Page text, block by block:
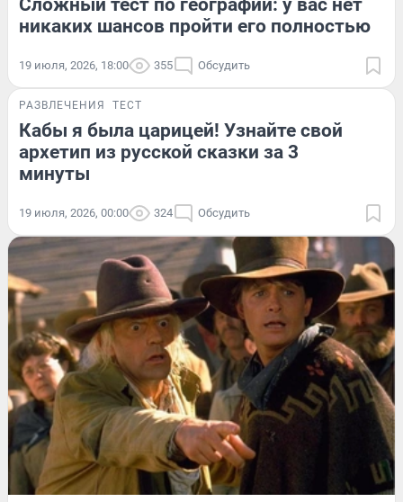
Сложный тест по географии: у вас нет
никаких шансов пройти его полностью
19 июля, 2026, 18:00 355 Обсудить
РАЗВЛЕЧЕНИЯ ТЕСТ
Кабы я была царицей! Узнайте свой
архетип из русской сказки за 3
минуты
19 июля, 2026, 00:00 324 Обсудить